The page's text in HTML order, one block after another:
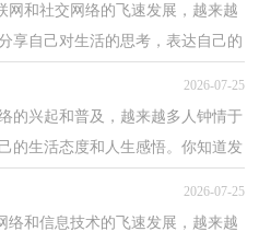
网和社交网络的飞速发展，越来越
享自己对生活的思考，表达自己的
2026-07-25
的兴起和普及，越来越多人钟情于
的生活态度和人生感悟。你知道发
2026-07-25
络和信息技术的飞速发展，越来越